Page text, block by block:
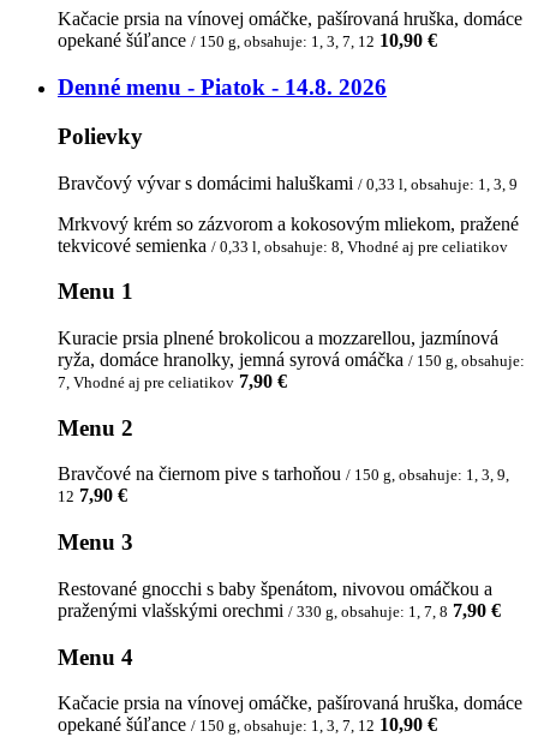
Kačacie prsia na vínovej omáčke, pašírovaná hruška, domáce
opekané šúľance / 150 g, obsahuje: 1, 3, 7, 12 10,90 €
Denné menu - Piatok - 14.8. 2026
Polievky
Bravčový vývar s domácimi haluškami / 0,33 l, obsahuje: 1, 3, 9
Mrkvový krém so zázvorom a kokosovým mliekom, pražené
tekvicové semienka / 0,33 l, obsahuje: 8, Vhodné aj pre celiatikov
Menu 1
Kuracie prsia plnené brokolicou a mozzarellou, jazmínová
ryža, domáce hranolky, jemná syrová omáčka / 150 g, obsahuje:
7, Vhodné aj pre celiatikov 7,90 €
Menu 2
Bravčové na čiernom pive s tarhoňou / 150 g, obsahuje: 1, 3, 9,
12 7,90 €
Menu 3
Restované gnocchi s baby špenátom, nivovou omáčkou a
praženými vlašskými orechmi / 330 g, obsahuje: 1, 7, 8 7,90 €
Menu 4
Kačacie prsia na vínovej omáčke, pašírovaná hruška, domáce
opekané šúľance / 150 g, obsahuje: 1, 3, 7, 12 10,90 €